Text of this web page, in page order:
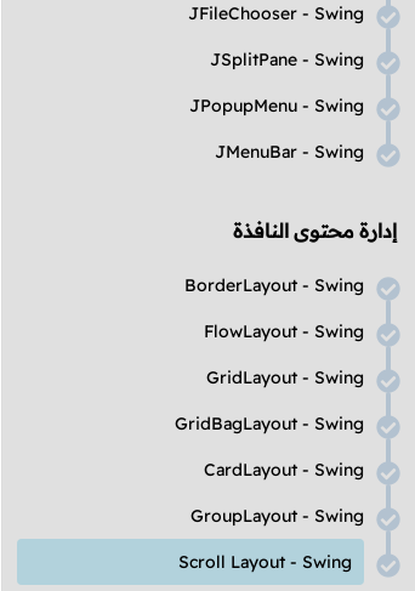
JFileChooser - Swing
JSplitPane - Swing
JPopupMenu - Swing
JMenuBar - Swing
إدارة محتوى النافذة
BorderLayout - Swing
FlowLayout - Swing
GridLayout - Swing
GridBagLayout - Swing
CardLayout - Swing
GroupLayout - Swing
Scroll Layout - Swing